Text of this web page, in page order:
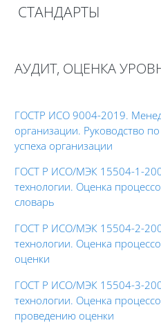
Печатать эту главу
(Открывается в новом окне)
СТАНДАРТЫ
АУДИТ, ОЦЕНКА
ГОСТР ИСО 9004-2019.
организации. Руководство
успеха организации
ГОСТ Р ИСО/МЭК 15504-1-
технологии. Оценка
словарь
ГОСТ Р ИСО/МЭК 15504-2-
технологии. Оценка
оценки
ГОСТ Р ИСО/МЭК 15504-3-
технологии. Оценка
проведению оценки